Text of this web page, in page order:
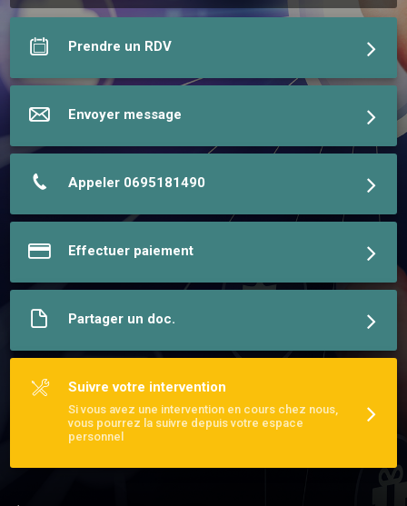
Je vous invite à me contacter pour toutes questions
Prendre un RDV
Envoyer message
Appeler 0695181490
Effectuer paiement
Partager un doc.
Suivre votre intervention
Si vous avez une intervention en cours chez nous,
vous pourrez la suivre depuis votre espace
personnel